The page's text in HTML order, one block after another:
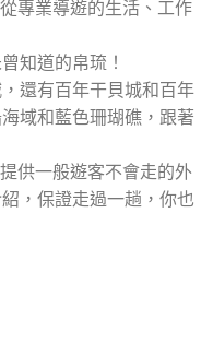
專業導遊的生活、工作
知道的帛琉！
還有百年干貝城和百年
域和藍色珊瑚礁，跟著
供一般遊客不會走的外
，保證走過一趟，你也